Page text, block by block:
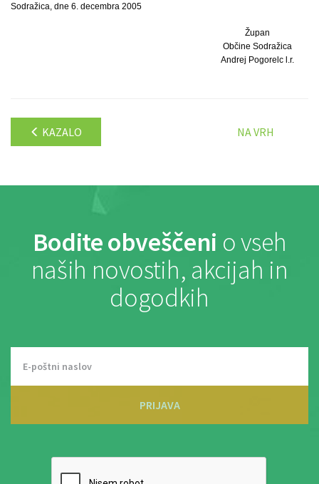
Sodražica, dne 6. decembra 2005
Župan
Občine Sodražica
Andrej Pogorelc l.r.
KAZALO NA VRH
Bodite obveščeni o vseh
naših novostih, akcijah in
dogodkih
PRIJAVA